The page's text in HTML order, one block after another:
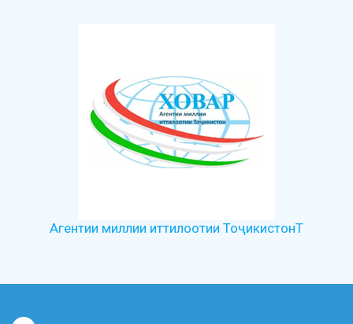
Агентии миллии иттилоотии ТоҷикистонТ